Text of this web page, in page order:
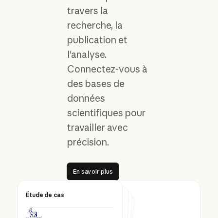
travers la
recherche, la
publication et
l'analyse.
Connectez-vous à
des bases de
données
scientifiques pour
travailler avec
précision.
En savoir plus
En savoir plus
Étude de cas
Étude de cas
Étude de cas